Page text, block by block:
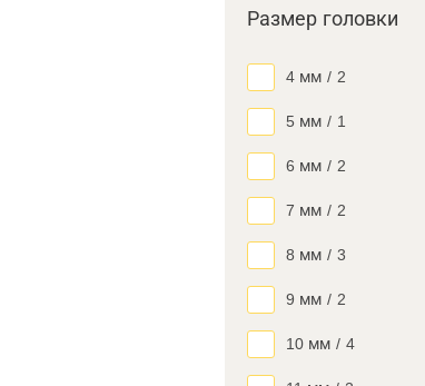
Размер головки
4 мм / 2
5 мм / 1
6 мм / 2
7 мм / 2
8 мм / 3
9 мм / 2
10 мм / 4